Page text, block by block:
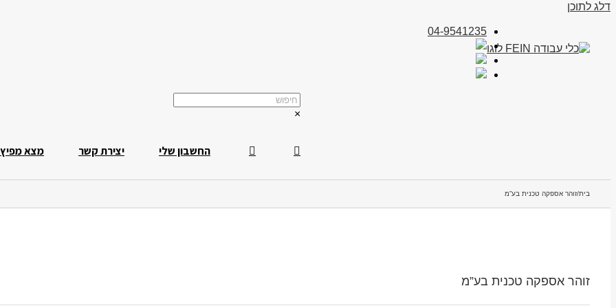
דלג לתוכן
04-9541235
×
מצא מפיץ יצירת קשר החשבון שלי
בית/זוהר אספקה טכנית בע”מ
זוהר אספקה טכנית בע”מ